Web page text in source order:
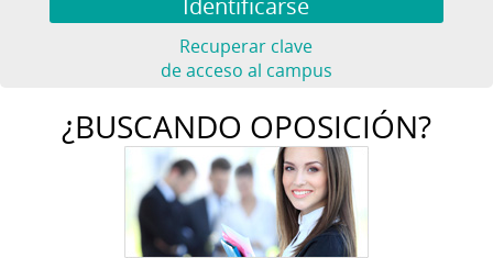
Recuperar clave
de acceso al campus
¿BUSCANDO OPOSICIÓN?